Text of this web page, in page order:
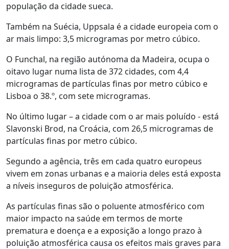
população da cidade sueca.
Também na Suécia, Uppsala é a cidade europeia com o
ar mais limpo: 3,5 microgramas por metro cúbico.
O Funchal, na região autónoma da Madeira, ocupa o
oitavo lugar numa lista de 372 cidades, com 4,4
microgramas de partículas finas por metro cúbico e
Lisboa o 38.º, com sete microgramas.
No último lugar – a cidade com o ar mais poluído - está
Slavonski Brod, na Croácia, com 26,5 microgramas de
partículas finas por metro cúbico.
Segundo a agência, três em cada quatro europeus
vivem em zonas urbanas e a maioria deles está exposta
a níveis inseguros de poluição atmosférica.
As partículas finas são o poluente atmosférico com
maior impacto na saúde em termos de morte
prematura e doença e a exposição a longo prazo à
poluição atmosférica causa os efeitos mais graves para